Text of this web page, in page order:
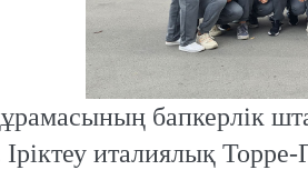
бапкерлік
италиялық